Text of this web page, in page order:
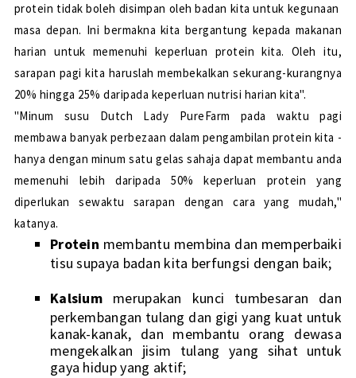
protein tidak boleh disimpan oleh badan kita untuk kegunaan
masa depan. Ini bermakna kita bergantung kepada makanan
harian untuk memenuhi keperluan protein kita. Oleh itu,
sarapan pagi kita haruslah membekalkan sekurang-kurangnya
20% hingga 25% daripada keperluan nutrisi harian kita".
"Minum susu Dutch Lady PureFarm pada waktu pagi
membawa banyak perbezaan dalam pengambilan protein kita -
hanya dengan minum satu gelas sahaja dapat membantu anda
memenuhi lebih daripada 50% keperluan protein yang
diperlukan sewaktu sarapan dengan cara yang mudah,"
katanya.
Protein membantu membina dan memperbaiki
tisu supaya badan kita berfungsi dengan baik;
Kalsium
merupakan kunci tumbesaran dan
perkembangan tulang dan gigi yang kuat untuk
kanak-kanak, dan membantu orang dewasa
mengekalkan jisim tulang yang sihat untuk
gaya hidup yang aktif;